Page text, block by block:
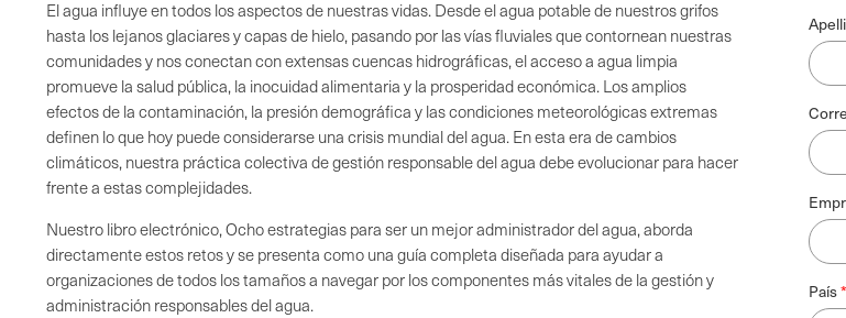
El agua influye en todos los aspectos de nuestras vidas. Desde el agua potable de nuestros grifos
hasta los lejanos glaciares y capas de hielo, pasando por las vías fluviales que contornean nuestras
comunidades y nos conectan con extensas cuencas hidrográficas, el acceso a agua limpia
promueve la salud pública, la inocuidad alimentaria y la prosperidad económica. Los amplios
efectos de la contaminación, la presión demográfica y las condiciones meteorológicas extremas
definen lo que hoy puede considerarse una crisis mundial del agua. En esta era de cambios
climáticos, nuestra práctica colectiva de gestión responsable del agua debe evolucionar para hacer
frente a estas complejidades.
Nuestro libro electrónico, Ocho estrategias para ser un mejor administrador del agua, aborda
directamente estos retos y se presenta como una guía completa diseñada para ayudar a
organizaciones de todos los tamaños a navegar por los componentes más vitales de la gestión y
administración responsables del agua.
País